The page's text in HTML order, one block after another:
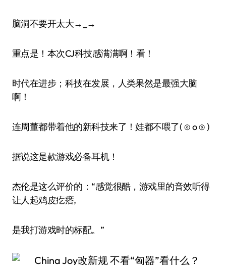
脑洞不要开太大→_→
重点是！本次CJ科技感满满啊！看！
时代在进步；科技在发展，人类果然是最强大脑
啊！
连周董都带着他的新科技来了！娃都不喂了( ⊙ o ⊙ )
据说这是款游戏必备耳机！
杰伦是这么评价的：“感觉很酷，游戏里的音效听得
让人起鸡皮疙瘩,
是我打游戏时的标配。”